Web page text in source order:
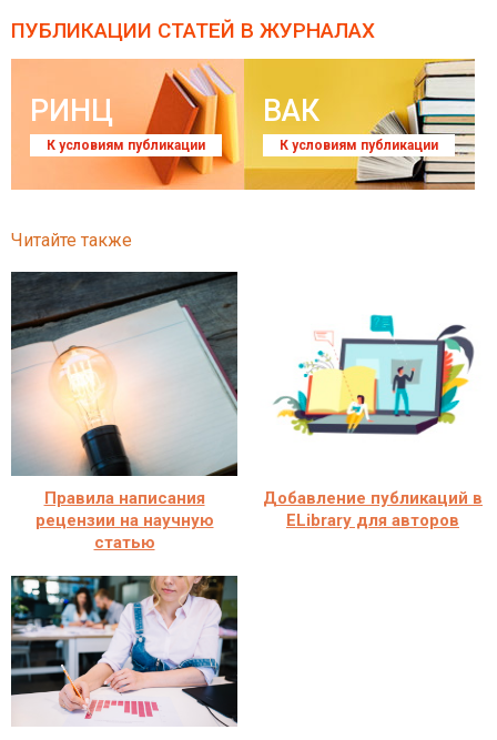
ПУБЛИКАЦИИ СТАТЕЙ В ЖУРНАЛАХ
РИНЦ
К условиям публикации
ВАК
К условиям публикации
Читайте также
Правила написания
рецензии на научную
статью
Добавление публикаций в
ELibrary для авторов